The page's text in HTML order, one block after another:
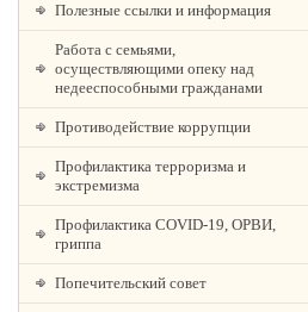
Полезные ссылки и информация
Работа с семьями,
осуществляющими опеку над
недееспособными гражданами
Противодействие коррупции
Профилактика терроризма и
экстремизма
Профилактика COVID-19, ОРВИ,
гриппа
Попечительский совет